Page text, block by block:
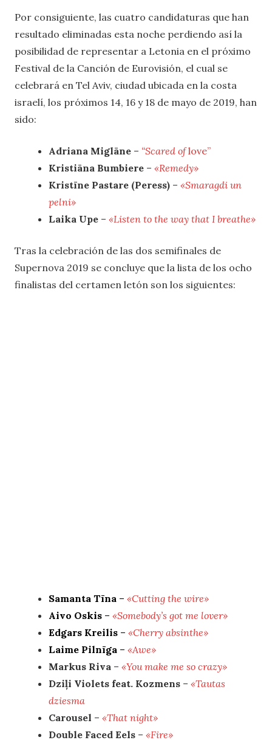
Por consiguiente, las cuatro candidaturas que han
resultado eliminadas esta noche perdiendo así la
posibilidad de representar a Letonia en el próximo
Festival de la Canción de Eurovisión, el cual se
celebrará en Tel Aviv, ciudad ubicada en la costa
israelí, los próximos 14, 16 y 18 de mayo de 2019, han
sido:
Adriana Miglāne – “Scared oflove”
Kristiāna Bumbiere – «Remedy»
Kristīne Pastare (Peress) – «Smaragdi un
pelni»
Laika Upe – «Listen to the way that I breathe»
Tras la celebración de las dos semifinales de
Supernova 2019 se concluye que la lista de los ocho
finalistas del certamen letón son los siguientes:
Samanta Tīna – «Cutting the wire»
Aivo Oskis – «Somebody’s got me lover»
Edgars Kreilis – «Cherry absinthe»
Laime Pilnīga – «Awe»
Markus Riva – «You make me so crazy»
Dziļi Violets feat. Kozmens – «Tautas
dziesma
Carousel – «That night»
Double Faced Eels – «Fire»